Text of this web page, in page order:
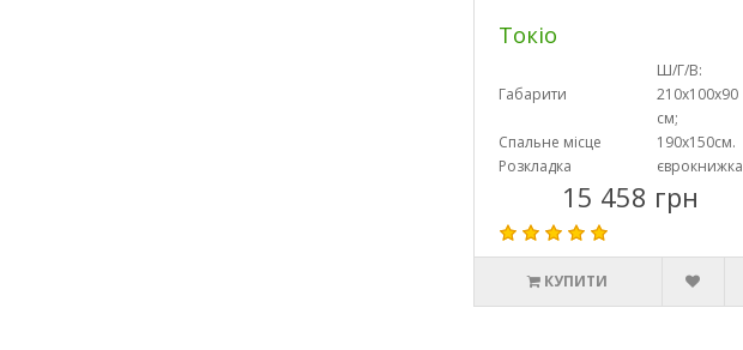
Токіо
Габарити
Ш/Г/В:
210х100х90
см;
Спальне місце
190х150см.
Розкладка
єврокнижка
15 458 грн
КУПИТИ